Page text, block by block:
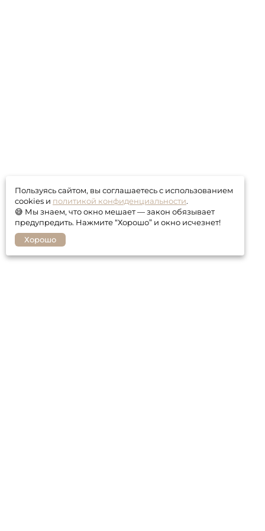
Пользуясь сайтом, вы соглашаетесь с использованием
cookies и политикой конфиденциальности.
😅 Мы знаем, что окно мешает — закон обязывает
предупредить. Нажмите “Хорошо” и окно исчезнет!
Хорошо